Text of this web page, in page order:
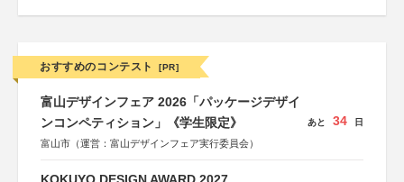
おすすめのコンテスト [PR]
富山デザインフェア 2026「パッケージデザイ
ンコンペティション」《学生限定》
富山市（運営：富山デザインフェア実行委員会）
あと 34 日